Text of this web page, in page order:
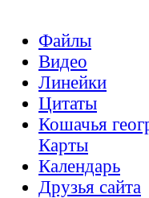
Файлы
Видео
Линейки
Цитаты
Кошачья
Карты
Календарь
Друзья сайта